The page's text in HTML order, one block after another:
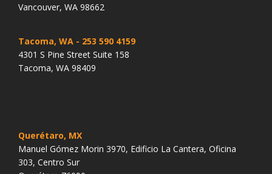
Vancouver, WA 98662
Tacoma, WA - 253 590 4159
4301 S Pine Street Suite 158
Tacoma, WA 98409
Querétaro, MX
Manuel Gómez Morin 3970, Edificio La Cantera, Oficina
303, Centro Sur